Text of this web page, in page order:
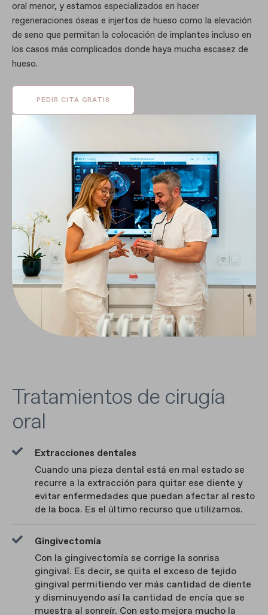
oral menor, y estamos especializados en hacer
regeneraciones óseas e injertos de hueso como la elevación
de seno que permitan la colocación de implantes incluso en
los casos más complicados donde haya mucha escasez de
hueso.
PEDIR CITA GRATIS
Tratamientos de cirugía
oral
Extracciones dentales
Cuando una pieza dental está en mal estado se
recurre a la extracción para quitar ese diente y
evitar enfermedades que puedan afectar al resto
de la boca. Es el último recurso que utilizamos.
Gingivectomía
Con la gingivectomía se corrige la sonrisa
gingival. Es decir, se quita el exceso de tejido
gingival permitiendo ver más cantidad de diente
y disminuyendo así la cantidad de encía que se
muestra al sonreír. Con esto mejora mucho la